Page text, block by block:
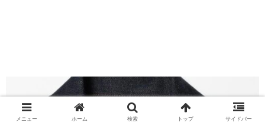
メニュー ホーム 検索 トップ サイドバー